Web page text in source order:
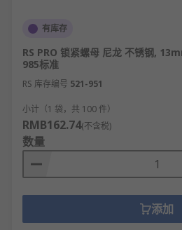
有库存
RS PRO 锁紧螺母 尼龙 不锈钢,
985标准
RS 库存编号 521-951
小计（1 袋，共 100 件）
RMB162.74(不含税)
数量
添加